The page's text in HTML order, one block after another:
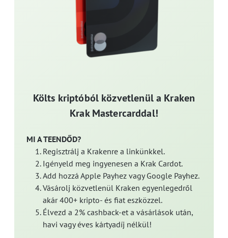
Költs kriptóból közvetlenül a Kraken
Krak Mastercarddal!
MI A TEENDŐD?
Regisztrálj a Krakenre a linkünkkel.
Igényeld meg ingyenesen a Krak Cardot.
Add hozzá Apple Payhez vagy Google Payhez.
Vásárolj közvetlenül Kraken egyenlegedről
akár 400+ kripto- és fiat eszközzel.
Élvezd a 2% cashback-et a vásárlások után,
havi vagy éves kártyadíj nélkül!